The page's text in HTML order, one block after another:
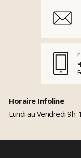
Horaire Infoline
Lundi au Vendredi